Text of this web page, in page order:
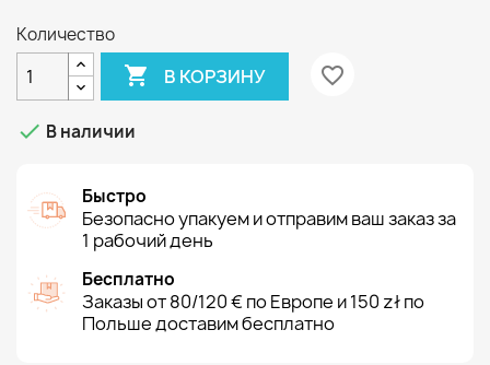
Количество
 В КОРЗИНУ favorite_border
 В наличии
Быстро
Безопасно упакуем и отправим ваш заказ за
1 рабочий день
Бесплатно
Заказы от 80/120 € по Европе и 150 zł по
Польше доставим бесплатно